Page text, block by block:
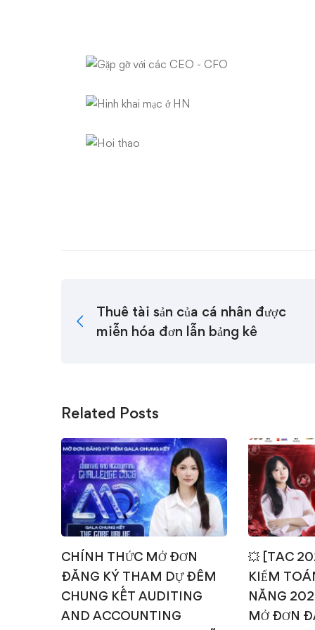
Thuê tài sản của cá nhân được
miễn hóa đơn lẫn bảng kê
Related Posts
CHÍNH THỨC MỞ ĐƠN
ĐĂNG KÝ THAM DỰ ĐÊM
CHUNG KẾT AUDITING
AND ACCOUNTING
💥 [TAC
KIỂM
NĂNG
MỞ ĐƠN